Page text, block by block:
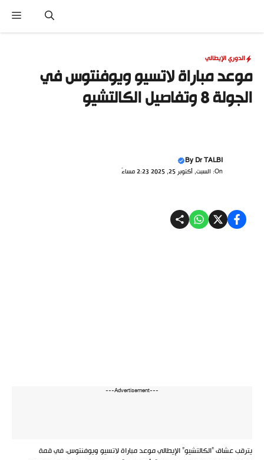
المحتوى
الدوري الإيطالي
موعد مباراة لاتسيو ويوفنتوس في
الجولة 8 وتفاصيل الكالتشيو
ByDr TALBI
On: السبت, أكتوبر 25, 2025 2:23 مساءً
---Advertisement---
يترقب عشاق “الكالتشيو” الإيطالي موعد مباراة لاتسيو ويوفنتوس، في قمة